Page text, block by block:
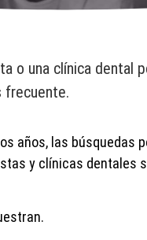
o una clínica dental
frecuente.
años, las búsquedas
y clínicas dentales